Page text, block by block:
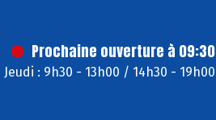
Prochaine ouverture à 09:30
Jeudi : 9h30 - 13h00 / 14h30 - 19h00